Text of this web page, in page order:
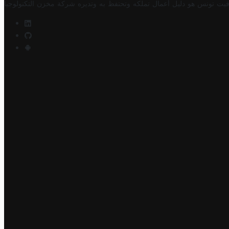
تونس هو دليل أعمال تملكه وتحتفظ به وتديره شركة مخزن التكنولوجيا